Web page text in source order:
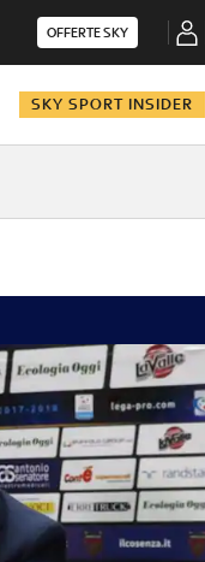
OFFERTE SKY
SKY SPORT INSIDER